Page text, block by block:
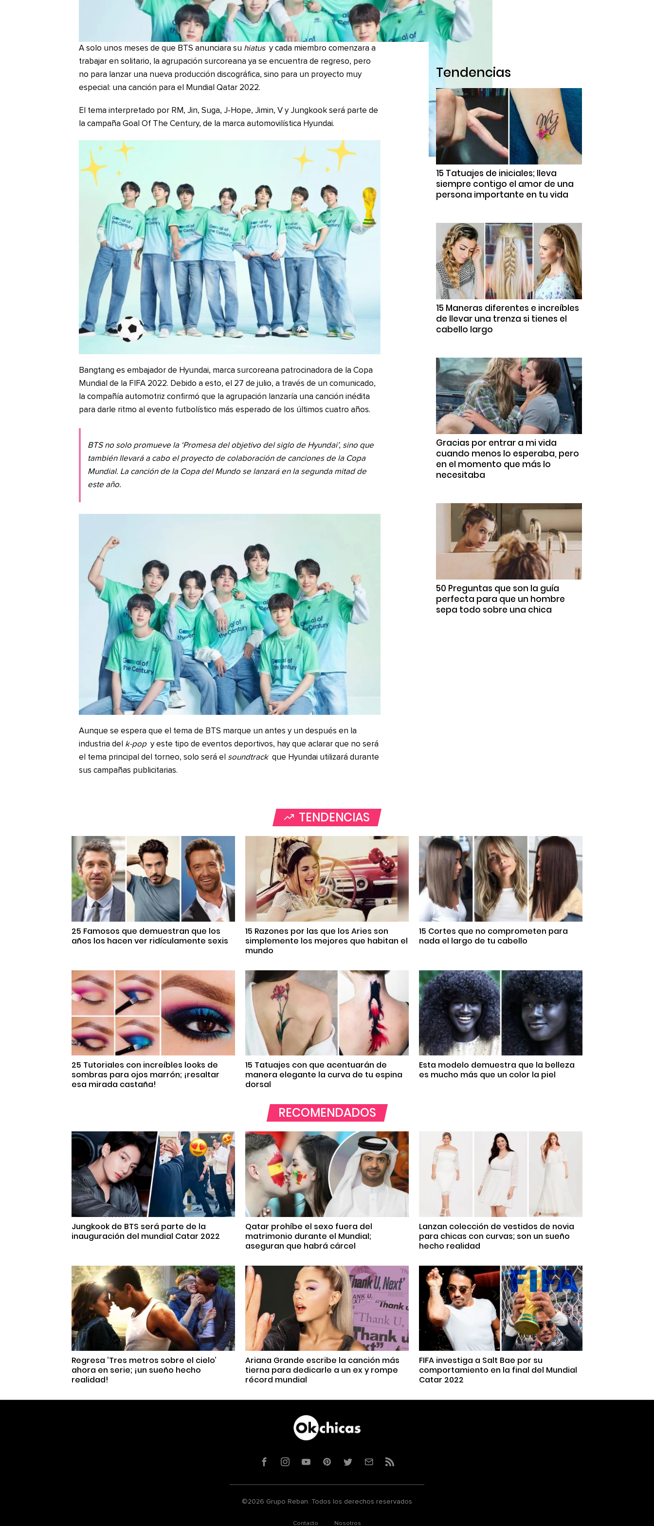
A solo unos meses de que BTS anunciara su hiatus y cada miembro comenzara a
trabajar en solitario, la agrupación surcoreana ya se encuentra de regreso, pero
no para lanzar una nueva producción discográfica, sino para un proyecto muy
especial: una canción para el Mundial Qatar 2022.
El tema interpretado por RM, Jin, Suga, J-Hope, Jimin, V y Jungkook será parte de
la campaña Goal Of The Century, de la marca automovilística Hyundai.
Bangtang es embajador de Hyundai, marca surcoreana patrocinadora de la Copa
Mundial de la FIFA 2022. Debido a esto, el 27 de julio, a través de un comunicado,
la compañía automotriz confirmó que la agrupación lanzaría una canción inédita
para darle ritmo al evento futbolístico más esperado de los últimos cuatro años.
BTS no solo promueve la ‘Promesa del objetivo del siglo de Hyundai’, sino que
también llevará a cabo el proyecto de colaboración de canciones de la Copa
Mundial. La canción de la Copa del Mundo se lanzará en la segunda mitad de
este año.
Aunque se espera que el tema de BTS marque un antes y un después en la
industria del k-pop y este tipo de eventos deportivos, hay que aclarar que no será
el tema principal del torneo, solo será el soundtrack que Hyundai utilizará durante
sus campañas publicitarias.
Tendencias
15 Tatuajes de iniciales; lleva
siempre contigo el amor de una
persona importante en tu vida
15 Maneras diferentes e increíbles
de llevar una trenza si tienes el
cabello largo
Gracias por entrar a mi vida
cuando menos lo esperaba, pero
en el momento que más lo
necesitaba
50 Preguntas que son la guía
perfecta para que un hombre
sepa todo sobre una chica
TENDENCIAS
25 Famosos que demuestran que los
años los hacen ver ridículamente sexis
15 Razones por las que los Aries son
simplemente los mejores que habitan el
mundo
15 Cortes que no comprometen para
nada el largo de tu cabello
25 Tutoriales con increíbles looks de
sombras para ojos marrón; ¡resaltar
esa mirada castaña!
15 Tatuajes con que acentuarán de
manera elegante la curva de tu espina
dorsal
Esta modelo demuestra que la belleza
es mucho más que un color la piel
RECOMENDADOS
Jungkook de BTS será parte de la
inauguración del mundial Catar 2022
Qatar prohíbe el sexo fuera del
matrimonio durante el Mundial;
aseguran que habrá cárcel
Lanzan colección de vestidos de novia
para chicas con curvas; son un sueño
hecho realidad
Regresa ‘Tres metros sobre el cielo’
ahora en serie; ¡un sueño hecho
realidad!
Ariana Grande escribe la canción más
tierna para dedicarle a un ex y rompe
récord mundial
FIFA investiga a Salt Bae por su
comportamiento en la final del Mundial
Catar 2022
FacebookInstagramYouTubePinterestTwitterCorreoRSS
©2026 Grupo Reban. Todos los derechos reservados
Contacto Nosotros